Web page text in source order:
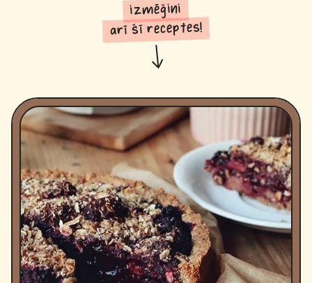
izmēģini
arī šī receptes!